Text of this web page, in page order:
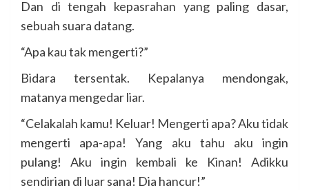
Dan di tengah kepasrahan yang paling dasar,
sebuah suara datang.
“Apa kau tak mengerti?”
Bidara tersentak. Kepalanya mendongak,
matanya mengedar liar.
“Celakalah kamu! Keluar! Mengerti apa? Aku tidak
mengerti apa-apa! Yang aku tahu aku ingin
pulang! Aku ingin kembali ke Kinan! Adikku
sendirian di luar sana! Dia hancur!”